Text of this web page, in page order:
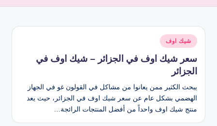
صحي
منظف
للقولون
نُشر
في
شيك اوف
سعر شيك اوف في الجزائر – شيك اوف في
الجزائر
يبحث الكثير ممن يعانوا من مشاكل في القولون غو في الجهاز
الهضمي بشكل عام عن سعر شيك اوف في الجزائر، حيث يعد
منتج شيك اوف واحداً من أفضل المنتجات الرائجة…